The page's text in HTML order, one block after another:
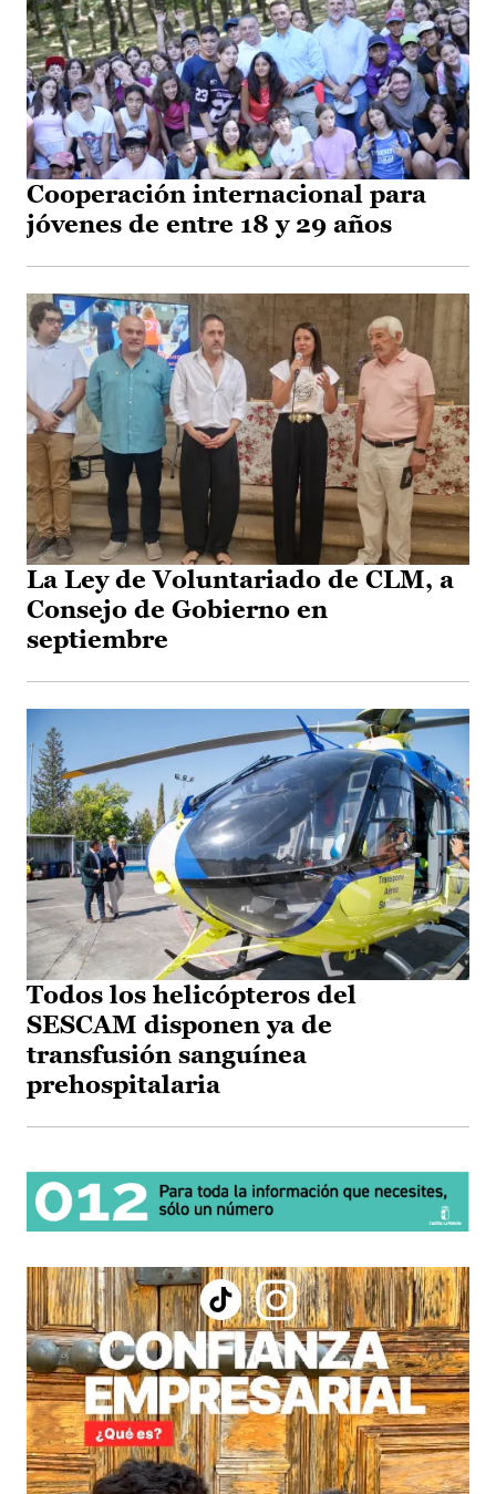
Cooperación internacional para
jóvenes de entre 18 y 29 años
La Ley de Voluntariado de CLM, a
Consejo de Gobierno en
septiembre
Todos los helicópteros del
SESCAM disponen ya de
transfusión sanguínea
prehospitalaria